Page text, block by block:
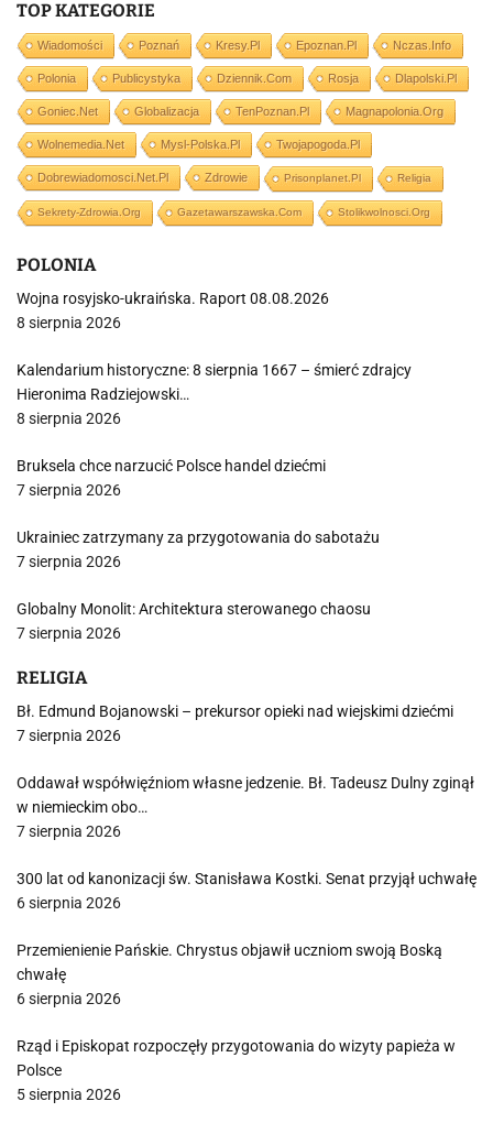
TOP KATEGORIE
Wiadomości Poznań Kresy.pl Epoznan.pl Nczas.info
Polonia Publicystyka Dziennik.com Rosja Dlapolski.pl
Goniec.net Globalizacja TenPoznan.pl Magnapolonia.org
Wolnemedia.net Mysl-Polska.pl Twojapogoda.pl
Dobrewiadomosci.net.pl Zdrowie Prisonplanet.pl Religia
Sekrety-Zdrowia.org Gazetawarszawska.com Stolikwolnosci.org
POLONIA
Wojna rosyjsko-ukraińska. Raport 08.08.2026
8 sierpnia 2026
Kalendarium historyczne: 8 sierpnia 1667 – śmierć zdrajcy
Hieronima Radziejowski…
8 sierpnia 2026
Bruksela chce narzucić Polsce handel dziećmi
7 sierpnia 2026
Ukrainiec zatrzymany za przygotowania do sabotażu
7 sierpnia 2026
Globalny Monolit: Architektura sterowanego chaosu
7 sierpnia 2026
RELIGIA
Bł. Edmund Bojanowski – prekursor opieki nad wiejskimi dziećmi
7 sierpnia 2026
Oddawał współwięźniom własne jedzenie. Bł. Tadeusz Dulny zginął
w niemieckim obo…
7 sierpnia 2026
300 lat od kanonizacji św. Stanisława Kostki. Senat przyjął uchwałę
6 sierpnia 2026
Przemienienie Pańskie. Chrystus objawił uczniom swoją Boską
chwałę
6 sierpnia 2026
Rząd i Episkopat rozpoczęły przygotowania do wizyty papieża w
Polsce
5 sierpnia 2026